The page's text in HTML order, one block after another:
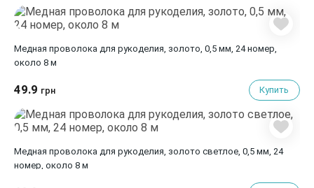
Медная проволока для рукоделия, золото, 0,5 мм, 24 номер,
около 8 м
49.9 грн Купить
Медная проволока для рукоделия, золото светлое, 0,5 мм, 24
номер, около 8 м